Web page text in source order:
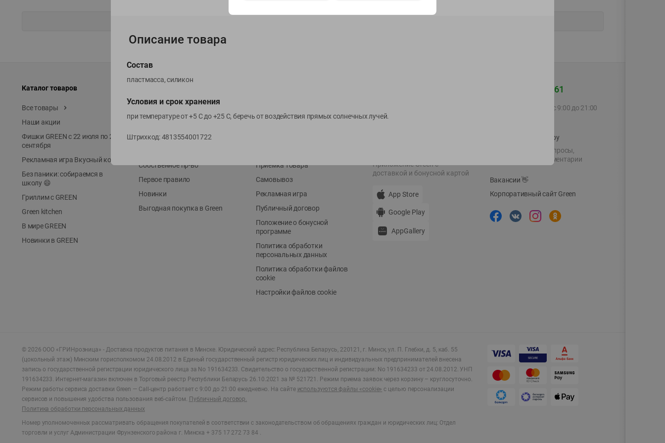
Каталог товаров
Все товары
Наши акции
Фишки GREEN с 22 июля по 22
сентября
Рекламная игра Вкусный код
Без паники: собираемся в
школу 😄
Гриллим с GREEN
Green kitchen
В мире GREEN
Новинки в GREEN
Местное известное
ЭКОлиния
Собственное пр-во
Первое правило
Новинки
Выгодная покупка в Green
Условия доставки
Приемка товара
Самовывоз
Рекламная игра
Публичный договор
Положение о бонусной
программе
Политика обработки
персональных данных
Политика обработки файлов
cookie
Настройки файлов cookie
Мои товары
Приложение Green c
доставкой и бонусной картой
App Store
Google Play
AppGallery
+375 44 560-60-61
Call-центр работает с 9:00 до 21:00
shop@green-market.by
Пишите нам свои вопросы,
предложения и комментарии
Вакансии👋
Корпоративный сайт Green
© 2026 ООО «ГРИНрозница» - Доставка продуктов питания в Минске. Юридический адрес: Республика Беларусь, 220121, г. Минск, ул. П. Глебки, д. 5, каб. 55
(цокольный этаж) Минским горисполкомом 24.08.2012 в Единый государственный регистр юридических лиц и индивидуальных предпринимателей внесена
запись о государственной регистрации юридического лица за No 191634233. Свидетельство о государственной регистрации: No 191634233 от 24.08.2012. УНП
191634233. Интернет-магазин включен в Торговый реестр Республики Беларусь 26.10.2021 за № 521721. Режим приема заявок через корзину – круглосуточно.
Режим работы сервиса доставки Green — Call-центр работает с 9:00 до 21:00 ежедневно. На сайте используются файлы «cookie» с целью персонализации
сервисов и повышения удобства пользования веб-сайтом. Публичный договор.
Политика обработки персональных данных
Номер уполномоченных рассматривать обращения покупателей в соответствии с законодательством об обращениях граждан и юридических лиц: Отдел
торговли и услуг Администрации Фрунзенского района г. Минска + 375 17 272 73 84 .
Описание товара
Состав
пластмасса, силикон
Условия и срок хранения
при температуре от +5 С до +25 С, беречь от воздействия прямых солнечных лучей.
Штрихкод:4813554001722